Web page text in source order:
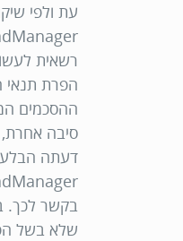
עת ולפי
רשאית
הפרת תנאי
ההסכמים
סיבה אחרת,
דעתה
בקשר לכך.
שלא בשל